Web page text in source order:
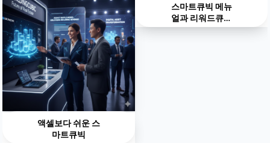
액셀보다 쉬운 스
마트큐빅
스마트큐빅 메뉴
얼과 리워드큐빅
영상